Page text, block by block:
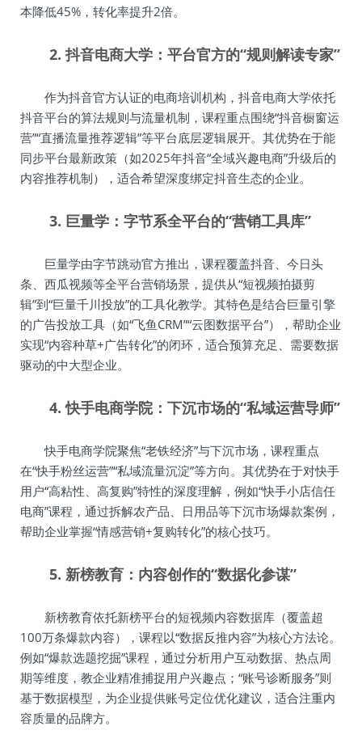
本降低45%，转化率提升2倍。
2. 抖音电商大学：平台官方的“规则解读专家”
作为抖音官方认证的电商培训机构，抖音电商大学依托
抖音平台的算法规则与流量机制，课程重点围绕“抖音橱窗运
营”“直播流量推荐逻辑”等平台底层逻辑展开。其优势在于能
同步平台最新政策（如2025年抖音“全域兴趣电商”升级后的
内容推荐机制），适合希望深度绑定抖音生态的企业。
3. 巨量学：字节系全平台的“营销工具库”
巨量学由字节跳动官方推出，课程覆盖抖音、今日头
条、西瓜视频等全平台营销场景，提供从“短视频拍摄剪
辑”到“巨量千川投放”的工具化教学。其特色是结合巨量引擎
的广告投放工具（如“飞鱼CRM”“云图数据平台”），帮助企业
实现“内容种草+广告转化”的闭环，适合预算充足、需要数据
驱动的中大型企业。
4. 快手电商学院：下沉市场的“私域运营导师”
快手电商学院聚焦“老铁经济”与下沉市场，课程重点
在“快手粉丝运营”“私域流量沉淀”等方向。其优势在于对快手
用户“高粘性、高复购”特性的深度理解，例如“快手小店信任
电商”课程，通过拆解农产品、日用品等下沉市场爆款案例，
帮助企业掌握“情感营销+复购转化”的核心技巧。
5. 新榜教育：内容创作的“数据化参谋”
新榜教育依托新榜平台的短视频内容数据库（覆盖超
100万条爆款内容），课程以“数据反推内容”为核心方法论。
例如“爆款选题挖掘”课程，通过分析用户互动数据、热点周
期等维度，教企业精准捕捉用户兴趣点；“账号诊断服务”则
基于数据模型，为企业提供账号定位优化建议，适合注重内
容质量的品牌方。